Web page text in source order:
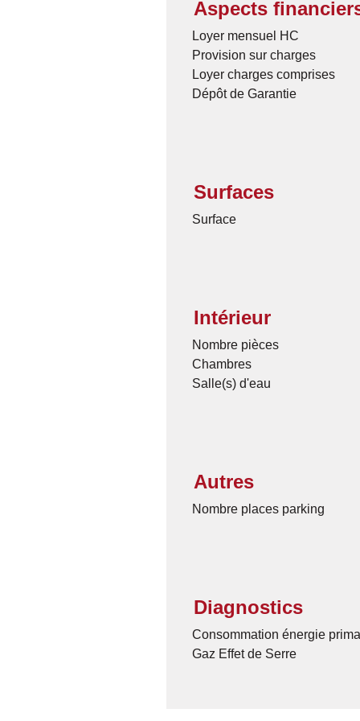
Aspects
Loyer mensuel HC
Provision sur charges
Loyer charges comprises
Dépôt de Garantie
Surfaces
Surface
Intérieur
Nombre pièces
Chambres
Salle(s) d'eau
Autres
Nombre places parking
Diagnostics
Consommation énergie
Gaz Effet de Serre